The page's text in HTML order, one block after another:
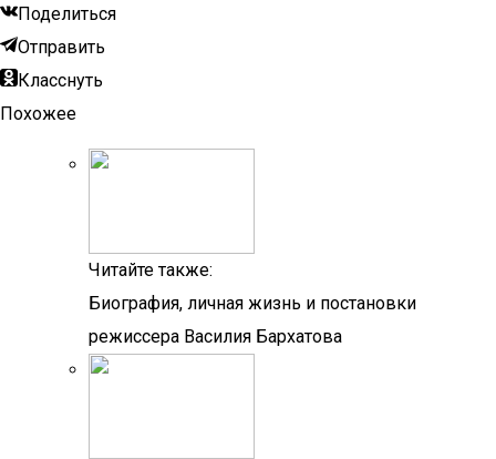
Поделиться
Отправить
Класснуть
Похожее
Читайте также:
Биография, личная жизнь и постановки
режиссера Василия Бархатова